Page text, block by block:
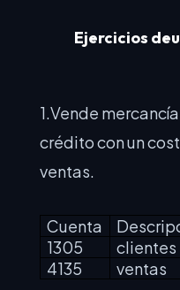
Ejercicios
1.Vende
crédito con un
ventas.
Cuenta
1305
clientes
4135
ventas